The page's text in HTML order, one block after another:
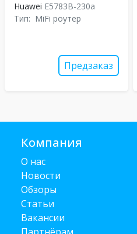
Huawei E5783B-230a
Тип: MiFi роутер
Предзаказ
Компания
О нас
Новости
Обзоры
Статьи
Вакансии